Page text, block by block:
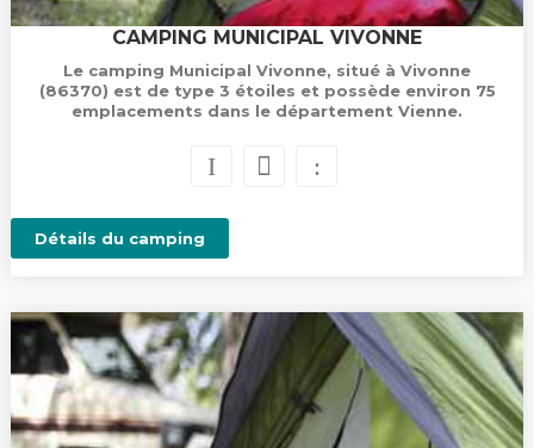
CAMPING MUNICIPAL VIVONNE
Le camping Municipal Vivonne, situé à Vivonne
(86370) est de type 3 étoiles et possède environ 75
emplacements dans le département Vienne.
Détails du camping